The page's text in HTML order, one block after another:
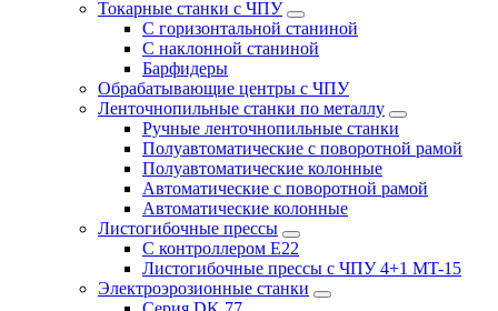
Токарные станки с ЧПУ
С горизонтальной станиной
С наклонной станиной
Барфидеры
Обрабатывающие центры с ЧПУ
Ленточнопильные станки по металлу
Ручные ленточнопильные станки
Полуавтоматические с поворотной рамой
Полуавтоматические колонные
Автоматические с поворотной рамой
Автоматические колонные
Листогибочные прессы
С контроллером E22
Листогибочные прессы с ЧПУ 4+1 MT-15
Электроэрозионные станки